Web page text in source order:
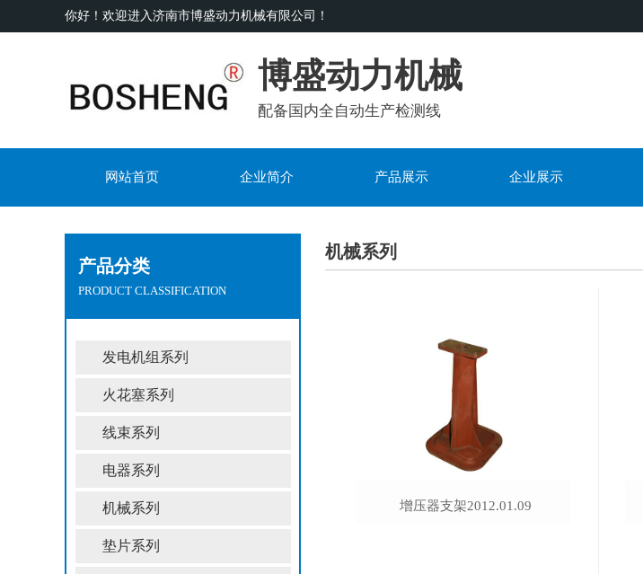
你好！欢迎进入济南市博盛动力机械有限公司！
博盛动力机械
配备国内全自动生产检测线
网站首页 企业简介 产品展示 企业展示
产品分类
PRODUCT CLASSIFICATION
发电机组系列
火花塞系列
线束系列
电器系列
机械系列
垫片系列
机械系列
增压器支架2012.01.09